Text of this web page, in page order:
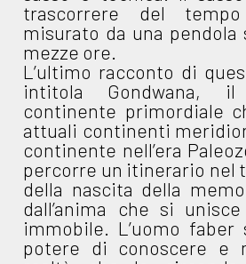
trascorrere del
misurato da una pendola
mezze ore.
L’ultimo racconto di
intitola Gondwana,
continente primordiale
attuali continenti
continente nell’era
percorre un itinerario nel
della nascita della
dall’anima che si
immobile. L’uomo faber
potere di conoscere e